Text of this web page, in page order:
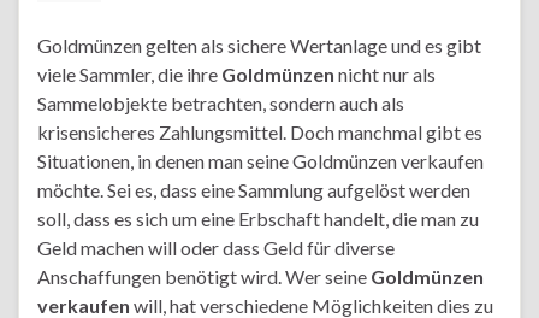
Goldmünzen gelten als sichere Wertanlage und es gibt
viele Sammler, die ihre Goldmünzen nicht nur als
Sammelobjekte betrachten, sondern auch als
krisensicheres Zahlungsmittel. Doch manchmal gibt es
Situationen, in denen man seine Goldmünzen verkaufen
möchte. Sei es, dass eine Sammlung aufgelöst werden
soll, dass es sich um eine Erbschaft handelt, die man zu
Geld machen will oder dass Geld für diverse
Anschaffungen benötigt wird. Wer seine Goldmünzen
verkaufen will, hat verschiedene Möglichkeiten dies zu